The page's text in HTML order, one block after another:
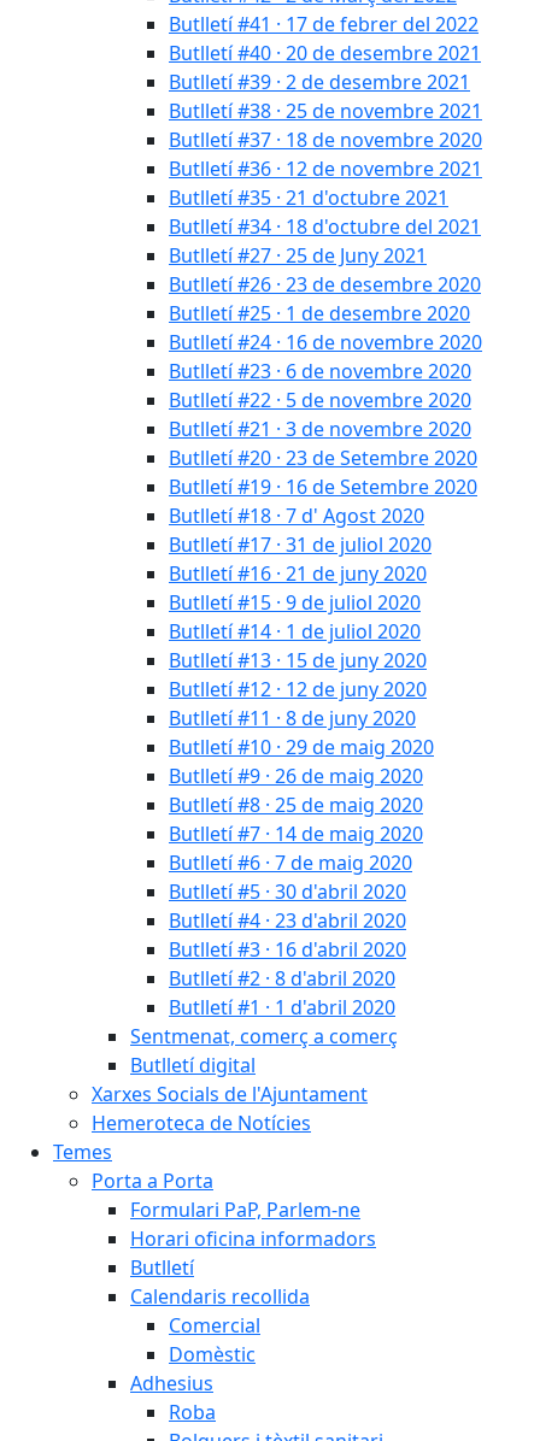
Butlletí #41 · 17 de febrer del 2022
Butlletí #40 · 20 de desembre 2021
Butlletí #39 · 2 de desembre 2021
Butlletí #38 · 25 de novembre 2021
Butlletí #37 · 18 de novembre 2020
Butlletí #36 · 12 de novembre 2021
Butlletí #35 · 21 d'octubre 2021
Butlletí #34 · 18 d'octubre del 2021
Butlletí #27 · 25 de Juny 2021
Butlletí #26 · 23 de desembre 2020
Butlletí #25 · 1 de desembre 2020
Butlletí #24 · 16 de novembre 2020
Butlletí #23 · 6 de novembre 2020
Butlletí #22 · 5 de novembre 2020
Butlletí #21 · 3 de novembre 2020
Butlletí #20 · 23 de Setembre 2020
Butlletí #19 · 16 de Setembre 2020
Butlletí #18 · 7 d' Agost 2020
Butlletí #17 · 31 de juliol 2020
Butlletí #16 · 21 de juny 2020
Butlletí #15 · 9 de juliol 2020
Butlletí #14 · 1 de juliol 2020
Butlletí #13 · 15 de juny 2020
Butlletí #12 · 12 de juny 2020
Butlletí #11 · 8 de juny 2020
Butlletí #10 · 29 de maig 2020
Butlletí #9 · 26 de maig 2020
Butlletí #8 · 25 de maig 2020
Butlletí #7 · 14 de maig 2020
Butlletí #6 · 7 de maig 2020
Butlletí #5 · 30 d'abril 2020
Butlletí #4 · 23 d'abril 2020
Butlletí #3 · 16 d'abril 2020
Butlletí #2 · 8 d'abril 2020
Butlletí #1 · 1 d'abril 2020
Sentmenat, comerç a comerç
Butlletí digital
Xarxes Socials de l'Ajuntament
Hemeroteca de Notícies
Temes
Porta a Porta
Formulari PaP, Parlem-ne
Horari oficina informadors
Butlletí
Calendaris recollida
Comercial
Domèstic
Adhesius
Roba